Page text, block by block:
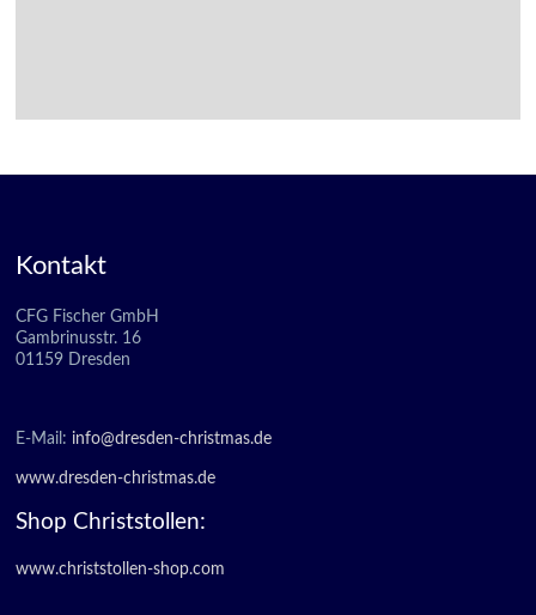
Kontakt
CFG Fischer GmbH
Gambrinusstr. 16
01159 Dresden
E-Mail: info@dresden-christmas.de
www.dresden-christmas.de
Shop Christstollen:
www.christstollen-shop.com